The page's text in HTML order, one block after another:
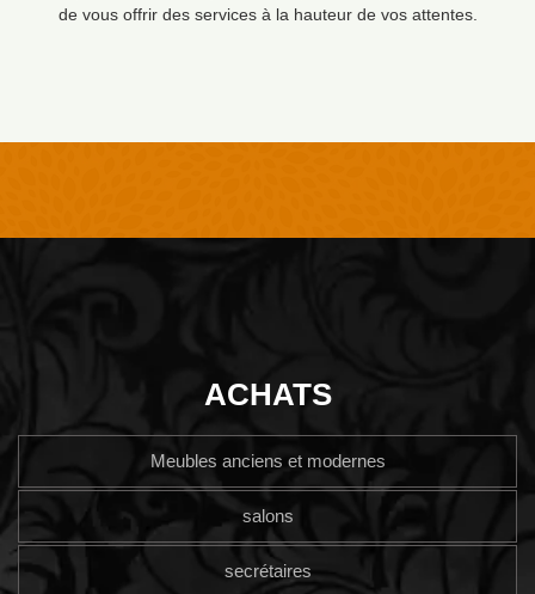
de vous offrir des services à la hauteur de vos attentes.
ACHATS
Meubles anciens et modernes
salons
secrétaires